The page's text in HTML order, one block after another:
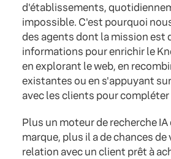
d'établissements,
impossible. C'est pourquoi
des agents dont la mission est
informations pour enrichir le
en explorant le web, en
existantes ou en s'appuyant
avec les clients pour compléter
Plus un moteur de recherche
marque, plus il a de chances
relation avec un client prêt à